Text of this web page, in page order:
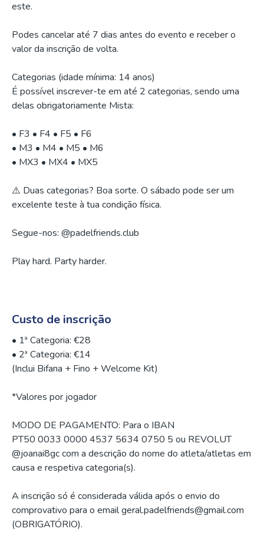
este.
Podes cancelar até 7 dias antes do evento e receber o
valor da inscrição de volta.
Categorias (idade mínima: 14 anos)
É possível inscrever-te em até 2 categorias, sendo uma
delas obrigatoriamente Mista:
• F3 • F4 • F5 • F6
• M3 • M4 • M5 • M6
• MX3 • MX4 • MX5
⚠️ Duas categorias? Boa sorte. O sábado pode ser um
excelente teste à tua condição física.
Segue-nos: @padelfriends.club
Play hard. Party harder.
Custo de inscrição
•⁠ 1ª Categoria: €28
•⁠ 2ª Categoria: €14
(Inclui Bifana + Fino + Welcome Kit)
*Valores por jogador
MODO DE PAGAMENTO: Para o IBAN
PT50 0033 0000 4537 5634 0750 5 ou REVOLUT
@joanai8gc com a descrição do nome do atleta/atletas em
causa e respetiva categoria(s).
A inscrição só é considerada válida após o envio do
comprovativo para o email geral.padelfriends@gmail.com
(OBRIGATÓRIO).